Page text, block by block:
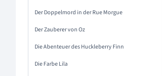
Der Doppelmord in der Rue Morgue
Der Zauberer von Oz
Die Abenteuer des Huckleberry Finn
Die Farbe Lila